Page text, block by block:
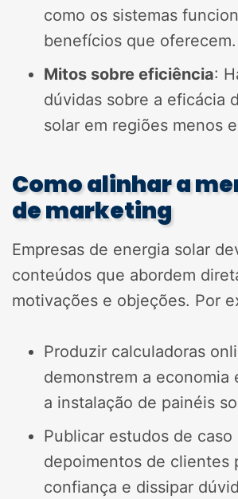
como os sistemas
benefícios que oferecem.
Mitos sobre eficiência:
dúvidas sobre a eficácia
solar em regiões menos
Como alinhar a
de marketing
Empresas de energia solar
conteúdos que abordem
motivações e objeções. Por
Produzir calculadoras
demonstrem a economia
a instalação de painéis
Publicar estudos de caso
depoimentos de clientes
confiança e dissipar